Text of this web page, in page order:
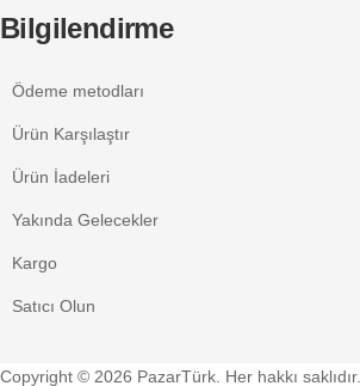
Bilgilendirme
Ödeme metodları
Ürün Karşılaştır
Ürün İadeleri
Yakında Gelecekler
Kargo
Satıcı Olun
Copyright © 2026 PazarTürk. Her hakkı saklıdır.